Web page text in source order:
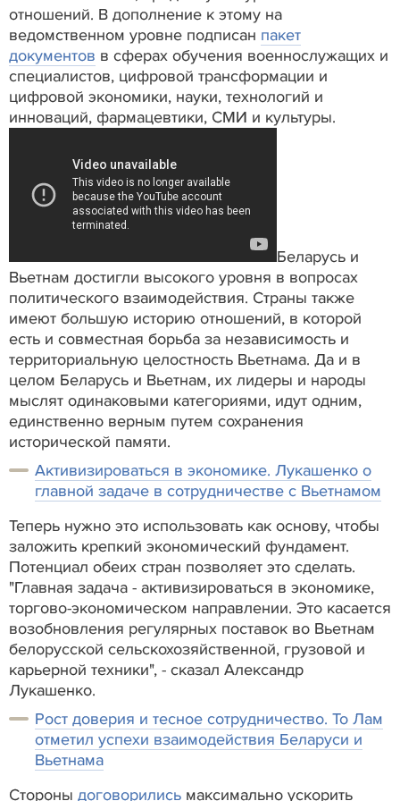
отношений. В дополнение к этому на
ведомственном уровне подписан пакет
документов в сферах обучения военнослужащих и
специалистов, цифровой трансформации и
цифровой экономики, науки, технологий и
инноваций, фармацевтики, СМИ и культуры.
Беларусь и
Вьетнам достигли высокого уровня в вопросах
политического взаимодействия. Страны также
имеют большую историю отношений, в которой
есть и совместная борьба за независимость и
территориальную целостность Вьетнама. Да и в
целом Беларусь и Вьетнам, их лидеры и народы
мыслят одинаковыми категориями, идут одним,
единственно верным путем сохранения
исторической памяти.
Активизироваться в экономике. Лукашенко о
главной задаче в сотрудничестве с Вьетнамом
Теперь нужно это использовать как основу, чтобы
заложить крепкий экономический фундамент.
Потенциал обеих стран позволяет это сделать.
"Главная задача - активизироваться в экономике,
торгово-экономическом направлении. Это касается
возобновления регулярных поставок во Вьетнам
белорусской сельскохозяйственной, грузовой и
карьерной техники", - сказал Александр
Лукашенко.
Рост доверия и тесное сотрудничество. То Лам
отметил успехи взаимодействия Беларуси и
Вьетнама
Стороны договорились максимально ускорить